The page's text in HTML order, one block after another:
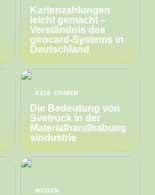
Kartenzahlungen
leicht gemacht –
Verständnis des
girocard-Systems in
Deutschland
GELD SPAREN
Die Bedeutung von
Svetruck in der
Materialhandhabung
sindustrie
WISSEN